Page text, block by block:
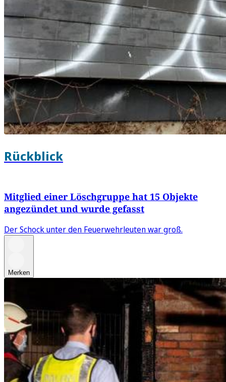
Rückblick
Mitglied einer Löschgruppe hat 15 Objekte
angezündet und wurde gefasst
Der Schock unter den Feuerwehrleuten war groß.
Merken